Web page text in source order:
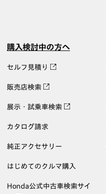
購入検討中の方へ
セルフ見積り
販売店検索
展示・試乗車検索
カタログ請求
純正アクセサリー
はじめてのクルマ購入
Honda公式中古車検索サイ